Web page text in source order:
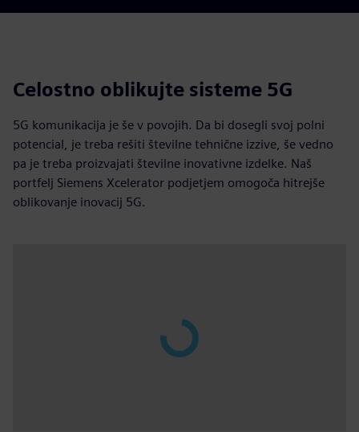
Celostno oblikujte sisteme 5G
5G komunikacija je še v povojih. Da bi dosegli svoj polni
potencial, je treba rešiti številne tehnične izzive, še vedno
pa je treba proizvajati številne inovativne izdelke. Naš
portfelj Siemens Xcelerator podjetjem omogoča hitrejše
oblikovanje inovacij 5G.